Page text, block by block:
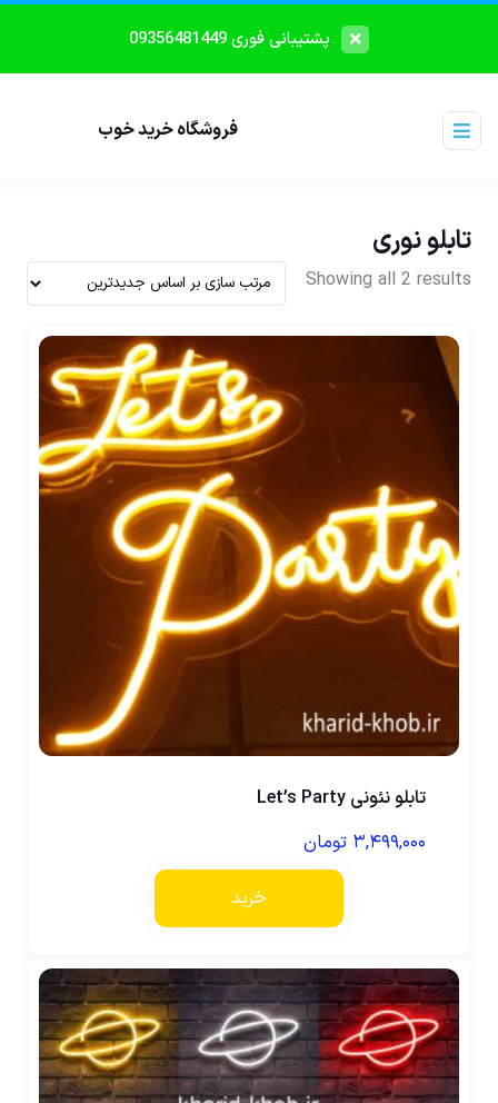
پشتیبانی فوری 09356481449
فروشگاه خرید خوب
تابلو نوری
Showing all 2 results
تابلو نئونی Let’s Party
۳,۴۹۹,۰۰۰ تومان
خرید